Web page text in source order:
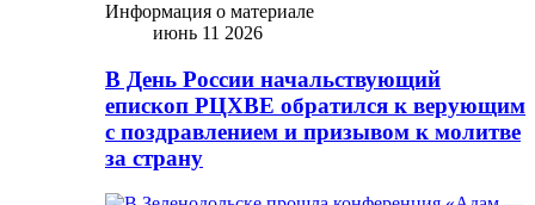
Информация о материале
июнь 11 2026
В День России начальствующий
епископ РЦХВЕ обратился к верующим
с поздравлением и призывом к молитве
за страну